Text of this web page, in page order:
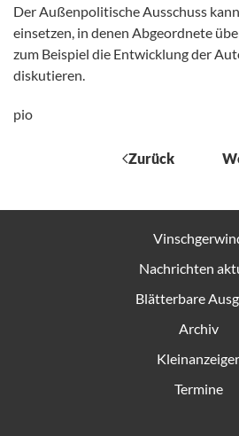
Der Außenpolitische Ausschuss
einsetzen, in denen Abgeordnete
zum Beispiel die Entwicklung der
diskutieren.
pio
Zurück
Nachrichten
Blätterbare
Archiv
Kleinanzeiger
Termine